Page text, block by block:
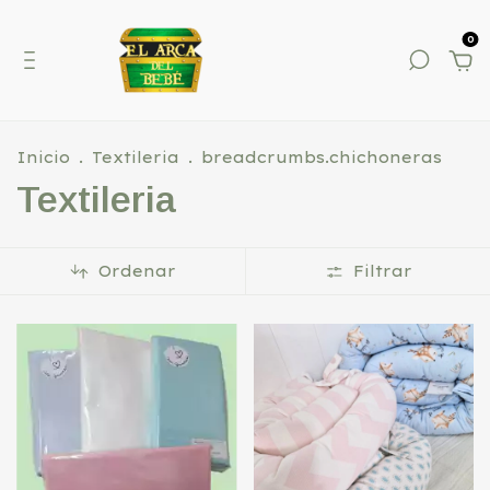
0
Inicio . Textileria . breadcrumbs.chichoneras
Textileria
Ordenar Filtrar